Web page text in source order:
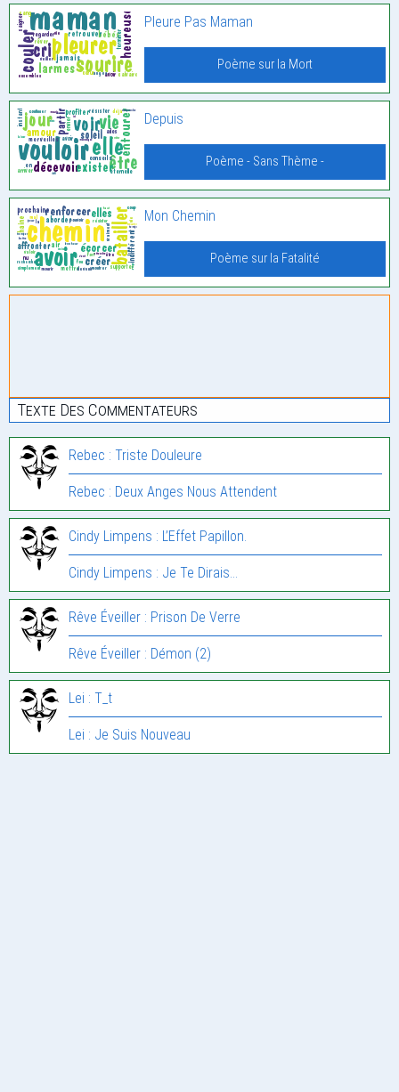
Pleure Pas Maman
Poème sur la Mort
Depuis
Poème - Sans Thème -
Mon Chemin
Poème sur la Fatalité
Texte Des Commentateurs
Rebec : Triste Douleure
Rebec : Deux Anges Nous Attendent
Cindy Limpens : L’Effet Papillon.
Cindy Limpens : Je Te Dirais…
Rêve Éveiller : Prison De Verre
Rêve Éveiller : Démon (2)
Lei : T_t
Lei : Je Suis Nouveau